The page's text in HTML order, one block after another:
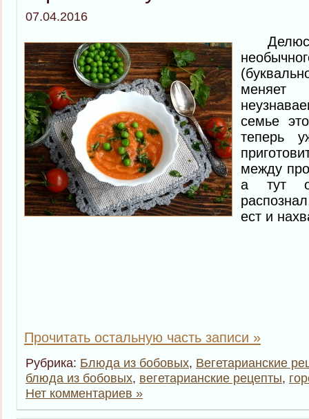
07.04.2016
семье
теперь
между
а тут
ест и
Прочитать остальную часть записи »
Рубрика: Блюда из бобовых, Вегетарианские
блюда из бобовых, вегетарианские рецепты,
Нет комментариев »